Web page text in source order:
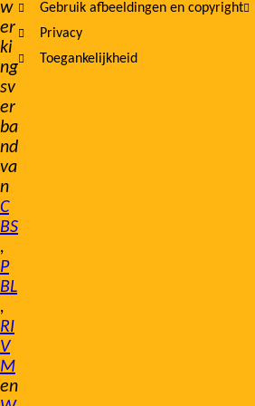
w
er
ki
ng
sv
er
ba
nd
va
n
C
BS
,
P
BL
,
RI
V
M
en
Gebruik afbeeldingen en copyright
Privacy
Toegankelijkheid